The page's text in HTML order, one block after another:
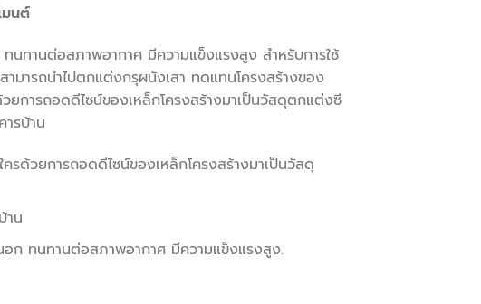
นต์
นทานต่อสภาพอากาศ มีความแข็งแรงสูง สำหรับการใช้
ามารถนำไปตกแต่งกรุผนังเสา ทดแทนโครงสร้างของ
วยการถอดดีไซน์ของเหล็กโครงสร้างมาเป็นวัสดุตกแต่งซี
รบ้าน
ครด้วยการถอดดีไซน์ของเหล็กโครงสร้างมาเป็นวัสดุ
าน
อก ทนทานต่อสภาพอากาศ มีความแข็งแรงสูง.